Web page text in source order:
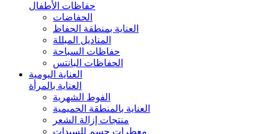
حفاظات الأطفال
الحفاضات
العناية بمنطقة الحفاظ
المناديل المبللة
حفاظات السباحة
الحفاظات البانتس
العناية اليومية
العناية بالمرأة
الفوط الشهرية
العناية بالمنطقة الحميمية
منتجات إزالة الشعر
معطرات جسم للسيدات